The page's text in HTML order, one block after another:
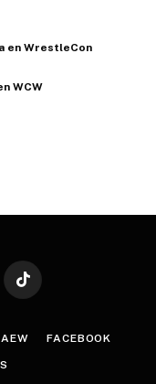
en WrestleCon
WCW
TikTok
FACEBOOK